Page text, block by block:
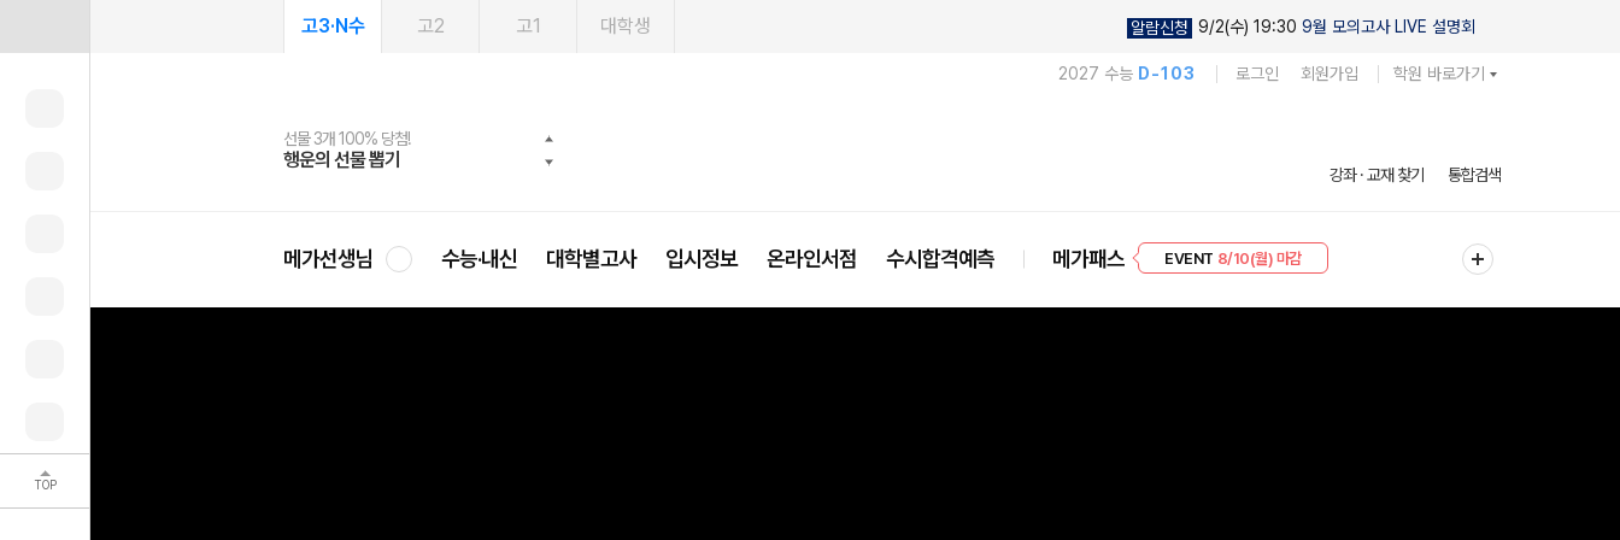
TOP
고3·N수 고2 고1 대학생 알람신청 9/2(수) 19:30 9월 모의고사 LIVE 설명회
2027 수능 D-103 로그인 회원가입 학원 바로가기
선물 3개 100% 당첨!
행운의 선물 뽑기
선물 100% 증정!
메가스터디 X 올리브
여름방학 스터디 캐시백
메가런 썸머스쿨
2027 러셀 단과
강사 공개선발
스마트러닝앱
설문 EVENT
메가패스
3일 무료 체험권
메가패스 수강생 무료혜택!
메가클럽 멤버십
사회공헌 캠페인
희망이룸 메가나눔
강좌 · 교재 찾기 통합검색
메가선생님 수능·내신 대학별고사 입시정보 온라인서점 수시합격예측 메가패스
EVENT 8/10(월) 마감